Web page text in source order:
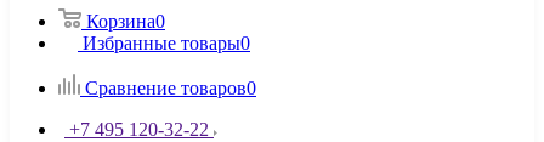
Корзина0
Избранные товары0
Сравнение товаров0
+7 495 120-32-22